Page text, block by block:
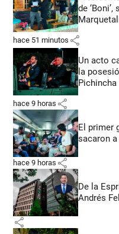
de
hace 51 minutos share
Un acto
la
Pichincha
hace 9 horas share
El primer
sacaron
hace 9 horas share
De la
Andrés
share